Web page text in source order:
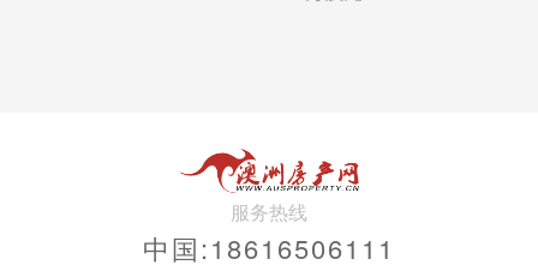
服务热线
中国:18616506111